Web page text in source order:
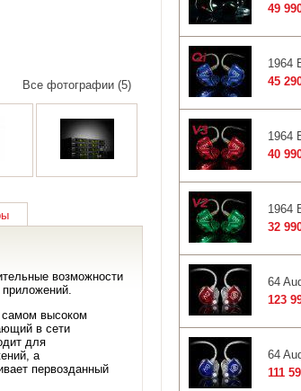
Все фотографии (5)
возможности
самом высоком
в сети
для
а
первозданный
49
1964
45
1964
40
1964
32
64
123
64
111